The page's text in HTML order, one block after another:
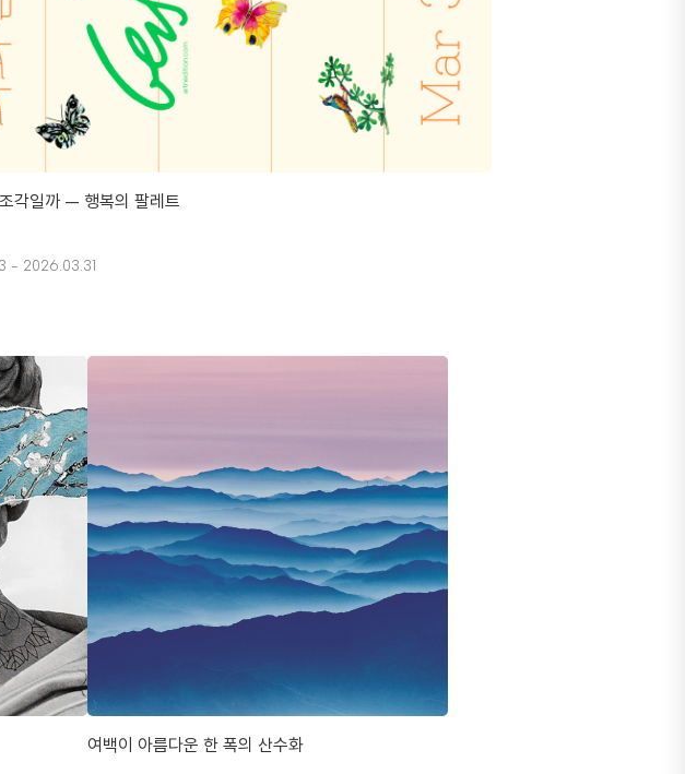
각일까 — 행복의 팔레트
- 2026.03.31
여백이 아름다운 한 폭의 산수화